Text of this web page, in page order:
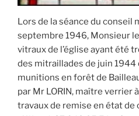
Lors de la séance du conseil
septembre 1946, Monsieur
vitraux de l’église ayant été
des mitraillades de juin 1944
munitions en forêt de
par Mr LORIN, maître verrier
travaux de remise en état de